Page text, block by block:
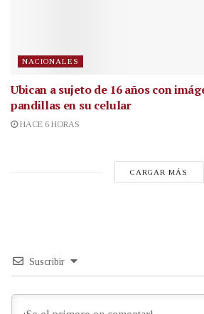
NACIONALES
Ubican a sujeto de 16 años con
pandillas en su celular
HACE 6 HORAS
CARGAR MÁS
Suscribir